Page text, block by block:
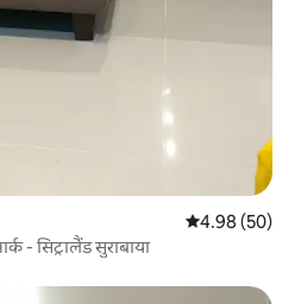
औसत रेटिंग 5 में
4.98 (50)
- सिट्रालैंड सुराबाया